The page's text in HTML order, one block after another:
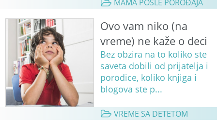
MAMA POSLE POROĐAJA
Ovo vam niko (na
vreme) ne kaže o deci
Bez obzira na to koliko ste
saveta dobili od prijatelja i
porodice, koliko knjiga i
blogova ste p...
VREME SA DETETOM